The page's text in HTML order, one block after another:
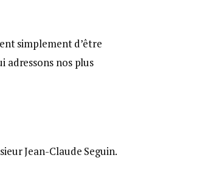
simplement d’être
adressons nos plus
Jean-Claude Seguin.